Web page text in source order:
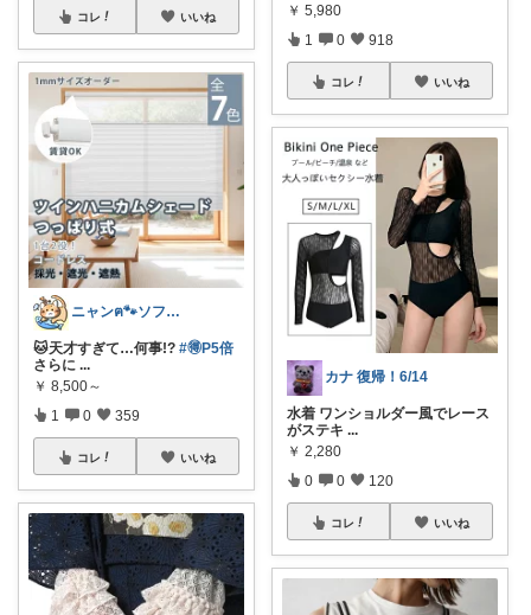
コレ いいね
ニャンฅ🐾ソファでくつろぐ猫🐱💕
🐱天才すぎて…何事!? #🉐P5倍
さらに ...
￥ 8,500～
1 0 359
コレ いいね
￥ 5,980
1 0 918
コレ いいね
カナ 復帰！6/14
水着 ワンショルダー風でレース
がステキ ...
￥ 2,280
0 0 120
コレ いいね